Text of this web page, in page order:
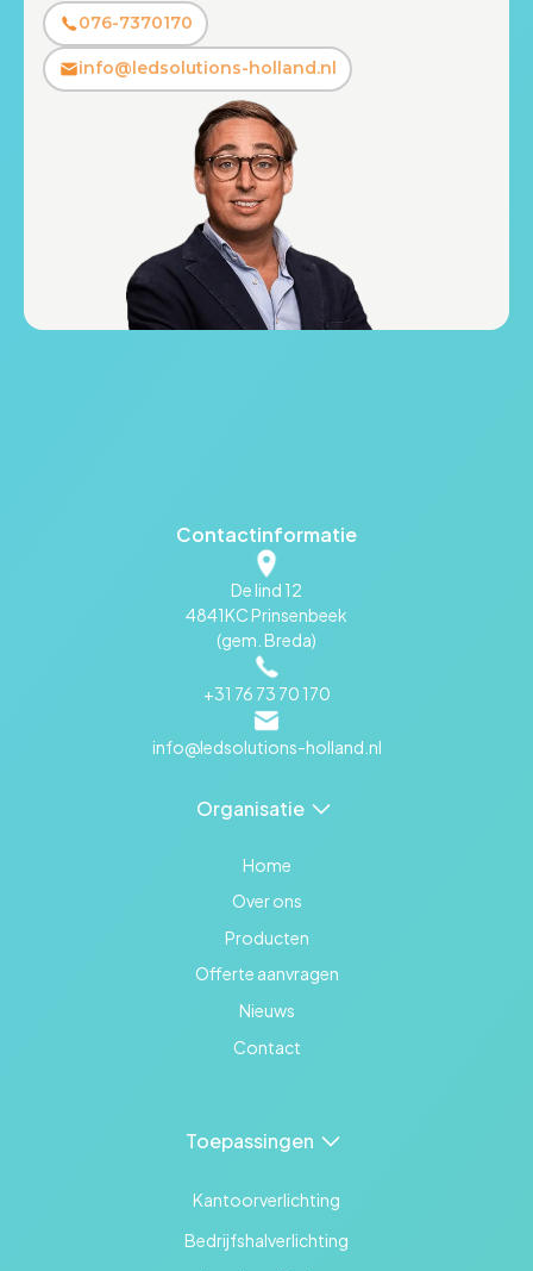
076-7370170
info@ledsolutions-holland.nl
Contactinformatie
De lind 12
4841KC Prinsenbeek
(gem. Breda)
+31 76 73 70 170
info@ledsolutions-holland.nl
Organisatie
Home
Over ons
Producten
Offerte aanvragen
Nieuws
Contact
Toepassingen
Kantoorverlichting
Bedrijfshalverlichting